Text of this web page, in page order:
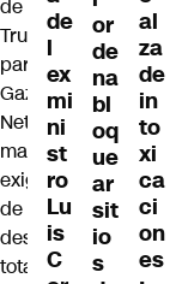
de
l
ex
mi
ni
st
ro
Lu
is
C
or
de
na
bl
oq
ue
ar
sit
io
s
al
za
de
in
to
xi
ca
ci
on
es